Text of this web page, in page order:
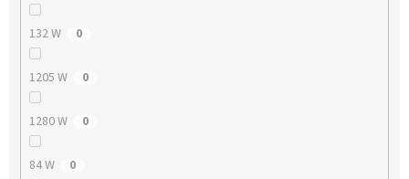
132 W 0
1205 W 0
1280 W 0
84 W 0